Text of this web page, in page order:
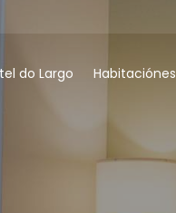
do Largo Habitaciónes